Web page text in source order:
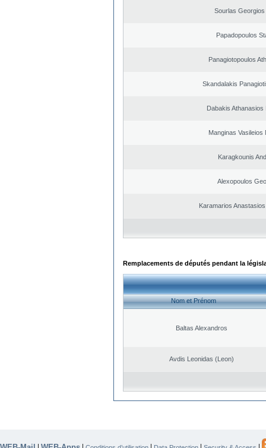
Sourlas Georgios
Papadopoulos
Panagiotopoulos
Skandalakis
Dabakis Athanasios
Manginas Vasileios
Karagkounis
Alexopoulos
Karamarios
Remplacements de députés pendant la
Nom et Prénom
Baltas Alexandros
Avdis Leonidas (Leon)
| | | | |